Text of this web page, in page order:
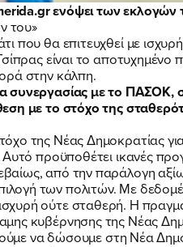
ενόψει των εκλογών
του»
που θα επιτευχθεί με
είναι το
στην κάλπη.
συνεργασίας με το
με το στόχο της
της Νέας Δημοκρατίας
προϋποθέτει ικανές
από την παράλογη
των πολιτών. Με
ούτε σταθερή. Η
κυβέρνησης της Νέας
να δώσουμε στη Νέα